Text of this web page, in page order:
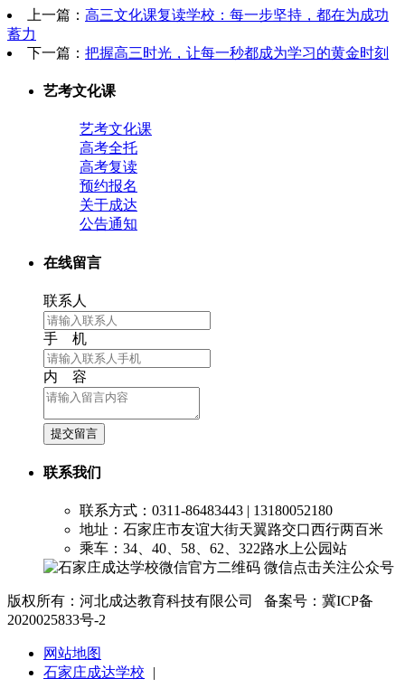
上一篇： 高三文化课复读学校：每一步坚持，都在为成功
蓄力
下一篇： 把握高三时光，让每一秒都成为学习的黄金时刻
艺考文化课
艺考文化课
高考全托
高考复读
预约报名
关于成达
公告通知
在线留言
联系人
手 机
内 容
提交留言
联系我们
联系方式：0311-86483443 | 13180052180
地址：石家庄市友谊大街天翼路交口西行两百米
乘车：34、40、58、62、322路水上公园站
微信点击关注公众号
版权所有：河北成达教育科技有限公司 备案号：冀ICP备
2020025833号-2
网站地图
石家庄成达学校
|